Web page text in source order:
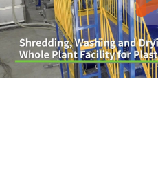
0:00 / 2:14